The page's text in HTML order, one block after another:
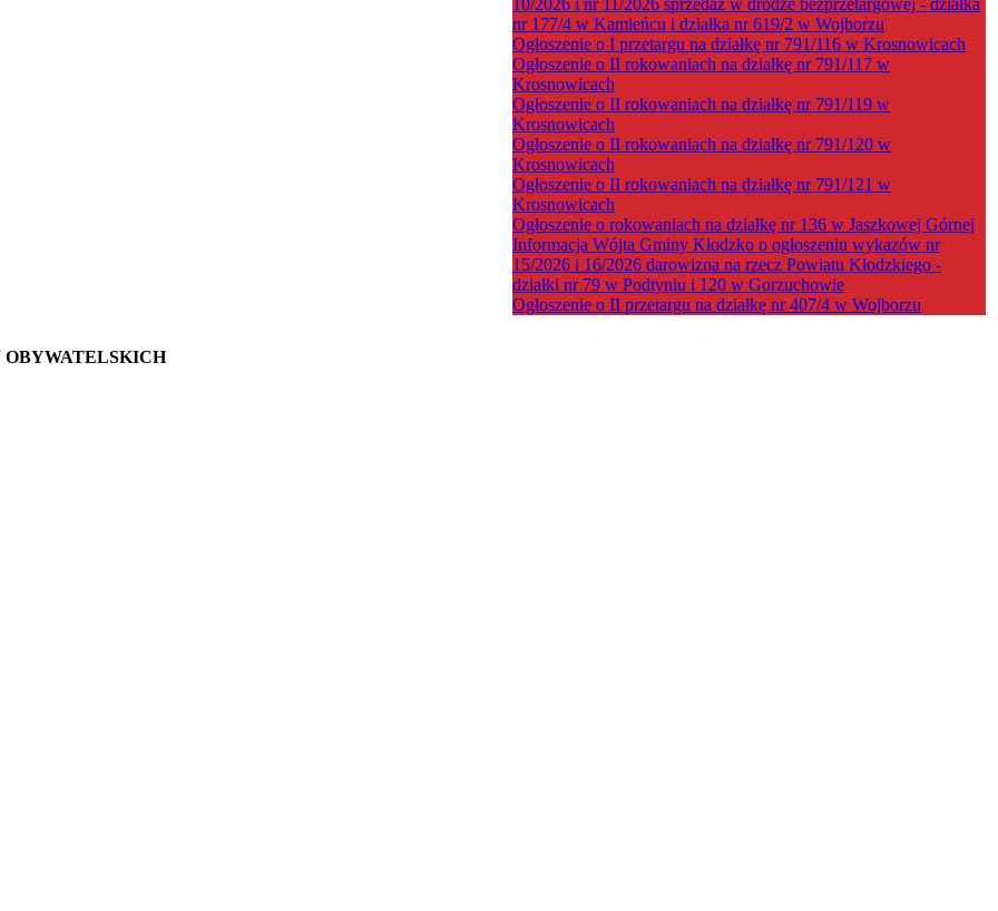
OBYWATELSKICH
nr 177/4 w Kamieńcu i działka nr 619/2 w Wojborzu
Ogłoszenie o I przetargu na działkę nr 791/116 w Krosnowicach
Ogłoszenie o II rokowaniach na działkę nr 791/117 w
Krosnowicach
Ogłoszenie o II rokowaniach na działkę nr 791/119 w
Krosnowicach
Ogłoszenie o II rokowaniach na działkę nr 791/120 w
Krosnowicach
Ogłoszenie o II rokowaniach na działkę nr 791/121 w
Krosnowicach
Ogłoszenie o rokowaniach na działkę nr 136 w Jaszkowej Górnej
Informacja Wójta Gminy Kłodzko o ogłoszeniu wykazów nr
15/2026 i 16/2026 darowizna na rzecz Powiatu Kłodzkiego -
działki nr 79 w Podtyniu i 120 w Gorzuchowie
Ogłoszenie o II przetargu na działkę nr 407/4 w Wojborzu